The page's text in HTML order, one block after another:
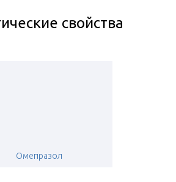
свойства
Омепразол